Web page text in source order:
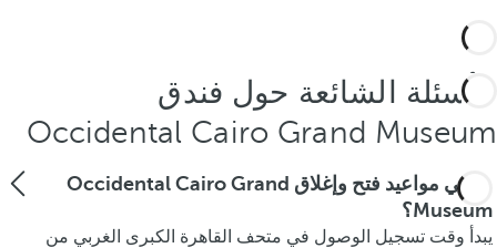
الأسئلة الشائعة حول فندق
Occidental Cairo Grand Museum
ما هي مواعيد فتح وإغلاق Occidental Cairo Grand
Museum؟
يبدأ وقت تسجيل الوصول في متحف القاهرة الكبرى الغربي من